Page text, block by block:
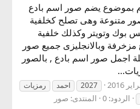
بموضوع يضم صور اسم بادع
متنوعة وهى تصلح كخلفية
بوك وتويتر وكذلك خلفية
وبالانجليزى جميع صور
اجمل صور اسم بادع , بالصور
2027 احمد
رمزيات
الردود: 0 المنتدى: صور